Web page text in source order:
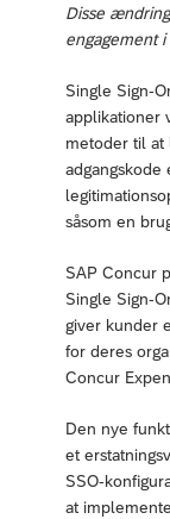
Disse
engagement
Single Sign-
applikationer
metoder til at
adgangskode
såsom en
SAP Concur
Single Sign-
giver kunder
for deres
Concur
Den nye
et
SSO-
at